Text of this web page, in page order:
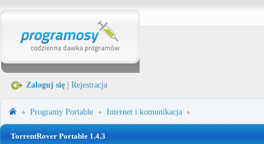
Zaloguj się Rejestracja
Programy Portable Internet i komunikacja
TorrentRover Portable 1.4.3